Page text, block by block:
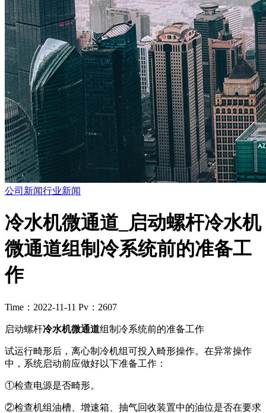
公司新闻行业新闻
冷水机微通道_启动螺杆冷水机
微通道组制冷系统前的准备工
作
Time：2022-11-11 Pv：2607
启动螺杆冷水机微通道组制冷系统前的准备工作
试运行畸形后，离心制冷机组可投入畸形操作。在异常操作
中，系统启动前应做好以下准备工作：
①检查电源是否畸形。
②检查机组油槽、增速箱、抽气回收装置中的油位是否在要求